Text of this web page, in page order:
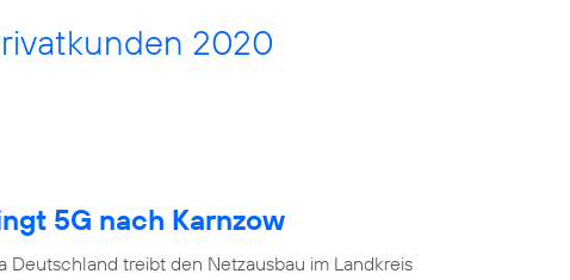
2020
5G nach Karnzow
Deutschland treibt den Netzausbau im Landkreis